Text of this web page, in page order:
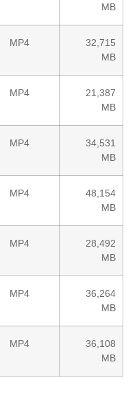
MB
MP4
32,715
MB
MP4
21,387
MB
MP4
34,531
MB
MP4
48,154
MB
MP4
28,492
MB
MP4
36,264
MB
MP4
36,108
MB